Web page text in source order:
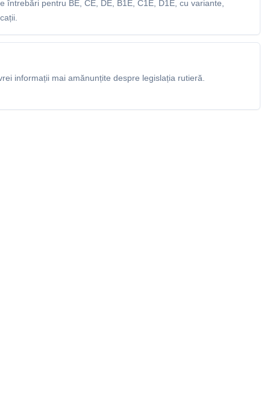
întrebări pentru BE, CE, DE, B1E, C1E, D1E, cu variante,
informații mai amănunțite despre legislația rutieră.